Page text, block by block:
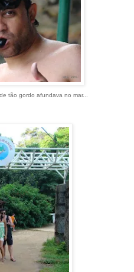
tão gordo afundava no mar...